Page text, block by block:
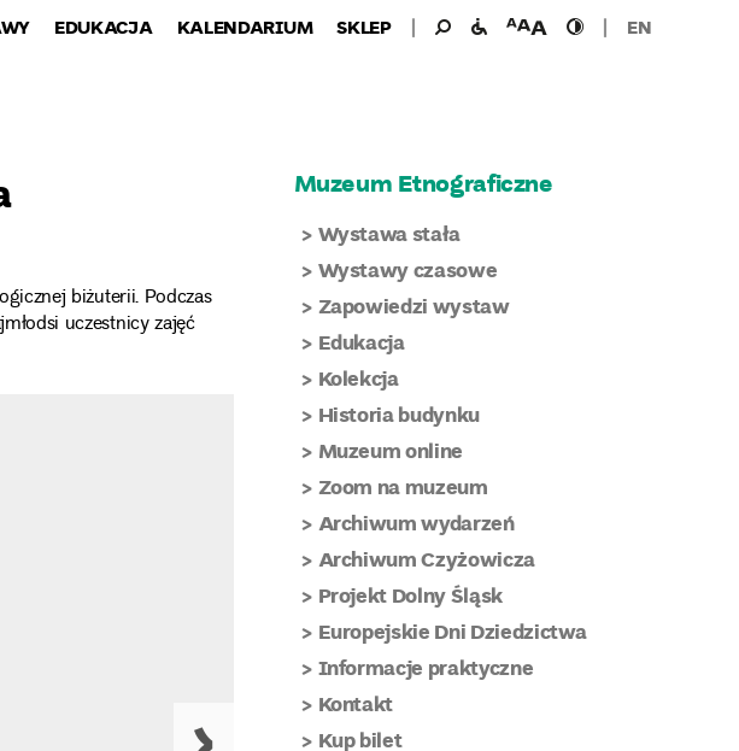
EDUKACJA KALENDARIUM SKLEP Wyszukaj
Wyszukiwanie
dla:
udogodnieniawielkość
czcionki
wysoki
kontrast
EN
biżuterii. Podczas
uczestnicy zajęć
Muzeum Etnograficzne
Wystawa stała
Wystawy czasowe
Zapowiedzi wystaw
Edukacja
Kolekcja
Historia budynku
Muzeum online
Zoom na muzeum
Archiwum wydarzeń
Archiwum Czyżowicza
Projekt Dolny Śląsk
Europejskie Dni Dziedzictwa
Informacje praktyczne
Kontakt
Kup bilet